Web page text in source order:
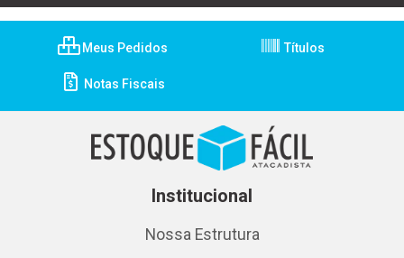
Meus Pedidos Títulos
Notas Fiscais
Institucional
Nossa Estrutura